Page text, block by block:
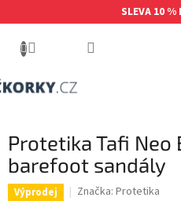
na
SLEVA 10 %
Protetika Tafi Neo
barefoot sandály
Výprodej Značka: Protetika